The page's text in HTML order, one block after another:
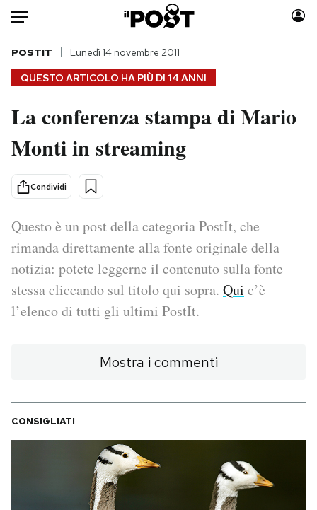
Auto
HOME
Italia
Politica
Tecnologia
Internet
Scienza
Cultura
Moda
Consumismi
Media
Europa
I MIEI PREFERITI
QUESTO ARTICOLO HA PIÙ DI 14 ANNI
POSTIT Lunedì 14 novembre 2011
La conferenza stampa di Mario
Monti in streaming
Condividi
Questo è un post della categoria PostIt, che
rimanda direttamente alla fonte originale della
notizia: potete leggerne il contenuto sulla fonte
stessa cliccando sul titolo qui sopra. Qui c’è
l’elenco di tutti gli ultimi PostIt.
Mostra i commenti
CONSIGLIATI